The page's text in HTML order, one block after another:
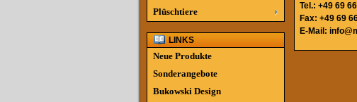
Tel.: +49 69
Fax: +49 69
E-Mail:
Plüschtiere
LINKS
Neue Produkte
Sonderangebote
Bukowski Design